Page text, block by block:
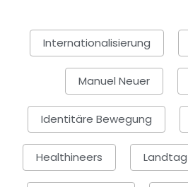
Internationalisierung
Manuel Neuer
Identitäre Bewegung
Healthineers Landtag